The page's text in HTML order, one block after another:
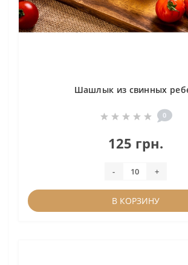
Шашлык из свинных
0
125 грн.
- +
В КОРЗИНУ